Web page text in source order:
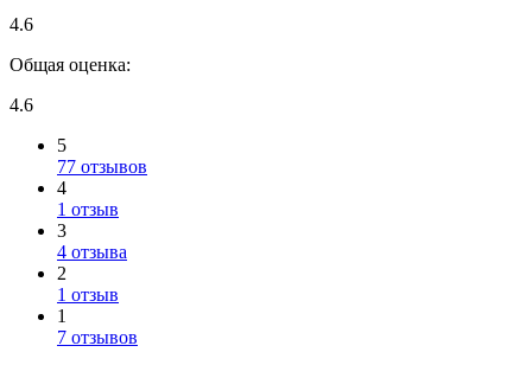
4.6
Общая оценка:
4.6
5
77 отзывов
4
1 отзыв
3
4 отзыва
2
1 отзыв
1
7 отзывов